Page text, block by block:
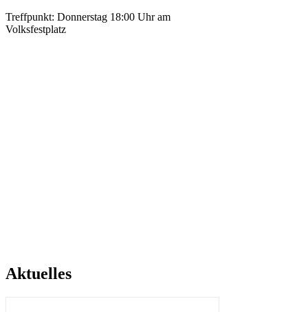
Treffpunkt: Donnerstag 18:00 Uhr am
Volksfestplatz
Aktuelles